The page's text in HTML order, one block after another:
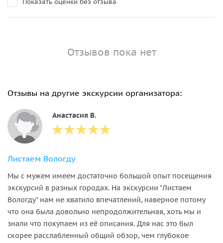
Отзывов пока нет
Отзывы на другие экскурсии организатора:
Анастасия В.
Листаем Вологду
Мы с мужем имеем достаточно большой опыт посещения
экскурсий в разных городах. На экскурсии "Листаем
Вологду" нам не хватило впечатлений, наверное потому
что она была довольно непродолжительная, хоть мы и
знали что покупаем из её описания. Для нас это был
скорее расслабленный общий обзор, чем глубокое